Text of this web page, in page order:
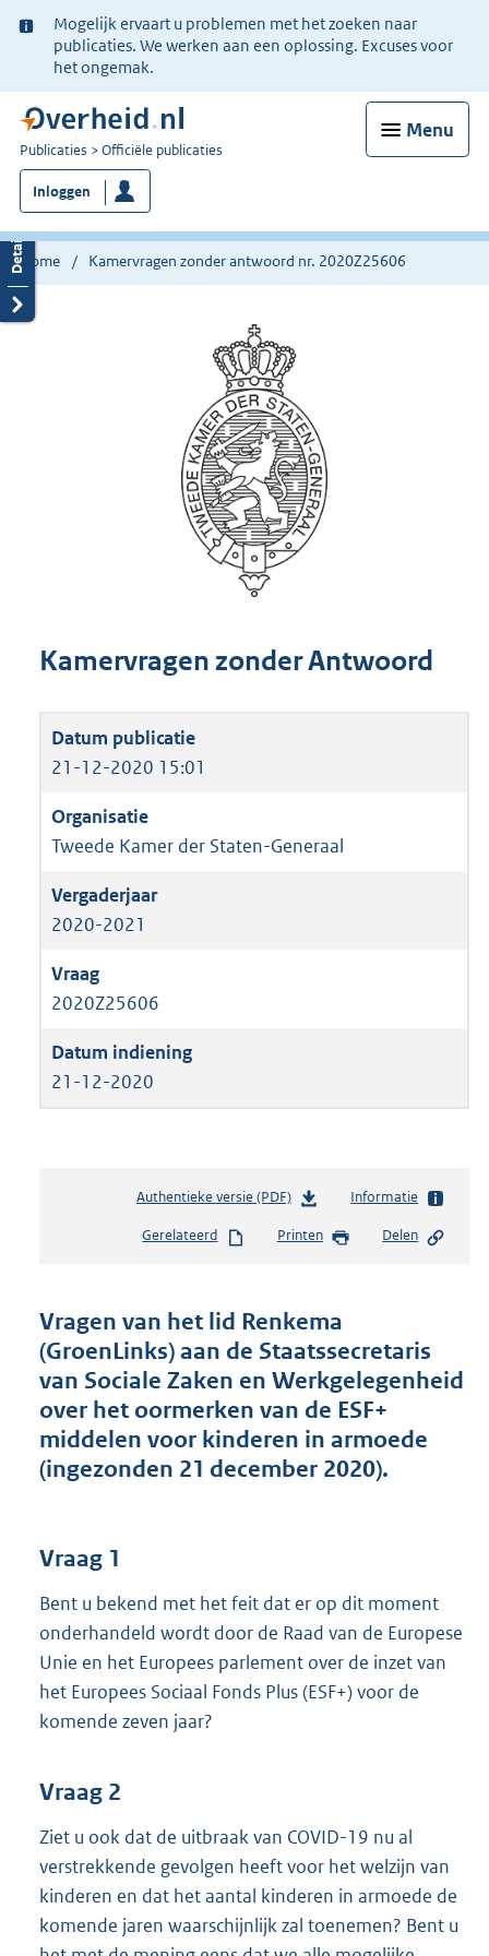
Ter
informatie:
Mogelijk ervaart u problemen met het zoeken naar
publicaties. We werken aan een oplossing. Excuses voor
het ongemak.
Menu
U
bent
nu
hier:
Publicaties Officiële publicaties
Inloggen
Home Kamervragen zonder antwoord nr. 2020Z25606
Kamervragen zonder Antwoord
21-12-2020 15:01
Tweede Kamer der Staten-Generaal
2020-2021
2020Z25606
21-12-2020
Authentieke versie (PDF)b
s
d
s
g
r
o
t
K
b
Informatie
Gerelateerd Printen Delen
Vragen van het lid Renkema
(GroenLinks) aan de Staatssecretaris
van Sociale Zaken en Werkgelegenheid
over het oormerken van de ESF+
middelen voor kinderen in armoede
(ingezonden 21 december 2020).
Vraag 1
Bent u bekend met het feit dat er op dit moment
onderhandeld wordt door de Raad van de Europese
Unie en het Europees parlement over de inzet van
het Europees Sociaal Fonds Plus (ESF+) voor de
komende zeven jaar?
Vraag 2
Ziet u ook dat de uitbraak van COVID-19 nu al
verstrekkende gevolgen heeft voor het welzijn van
kinderen en dat het aantal kinderen in armoede de
komende jaren waarschijnlijk zal toenemen? Bent u